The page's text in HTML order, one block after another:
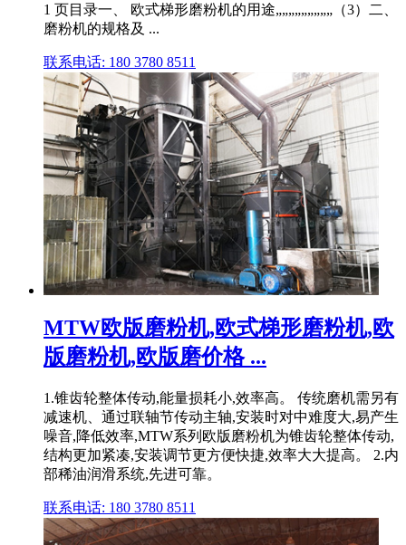
1 页目录一、 欧式梯形磨粉机的用途„„„„„„„„„（3）二、
磨粉机的规格及 ...
联系电话: 180 3780 8511
MTW欧版磨粉机,欧式梯形磨粉机,欧
版磨粉机,欧版磨价格 ...
1.锥齿轮整体传动,能量损耗小,效率高。 传统磨机需另有
减速机、通过联轴节传动主轴,安装时对中难度大,易产生
噪音,降低效率,MTW系列欧版磨粉机为锥齿轮整体传动,
结构更加紧凑,安装调节更方便快捷,效率大大提高。 2.内
部稀油润滑系统,先进可靠。
联系电话: 180 3780 8511